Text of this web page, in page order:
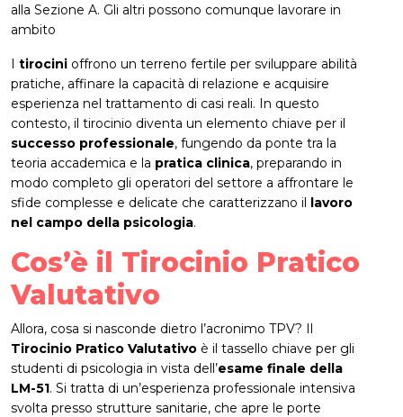
alla Sezione A. Gli altri possono comunque lavorare in
ambito
I tirocini offrono un terreno fertile per sviluppare abilità
pratiche, affinare la capacità di relazione e acquisire
esperienza nel trattamento di casi reali. In questo
contesto, il tirocinio diventa un elemento chiave per il
successo professionale, fungendo da ponte tra la
teoria accademica e la pratica clinica, preparando in
modo completo gli operatori del settore a affrontare le
sfide complesse e delicate che caratterizzano il lavoro
nel campo della psicologia.
Cos’è il Tirocinio Pratico
Valutativo
Allora, cosa si nasconde dietro l’acronimo TPV? Il
Tirocinio Pratico Valutativo è il tassello chiave per gli
studenti di psicologia in vista dell’esame finale della
LM-51. Si tratta di un’esperienza professionale intensiva
svolta presso strutture sanitarie, che apre le porte